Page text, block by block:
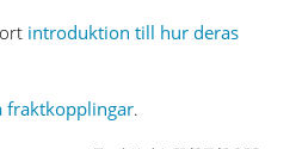
introduktion till hur deras
fraktkopplingar.